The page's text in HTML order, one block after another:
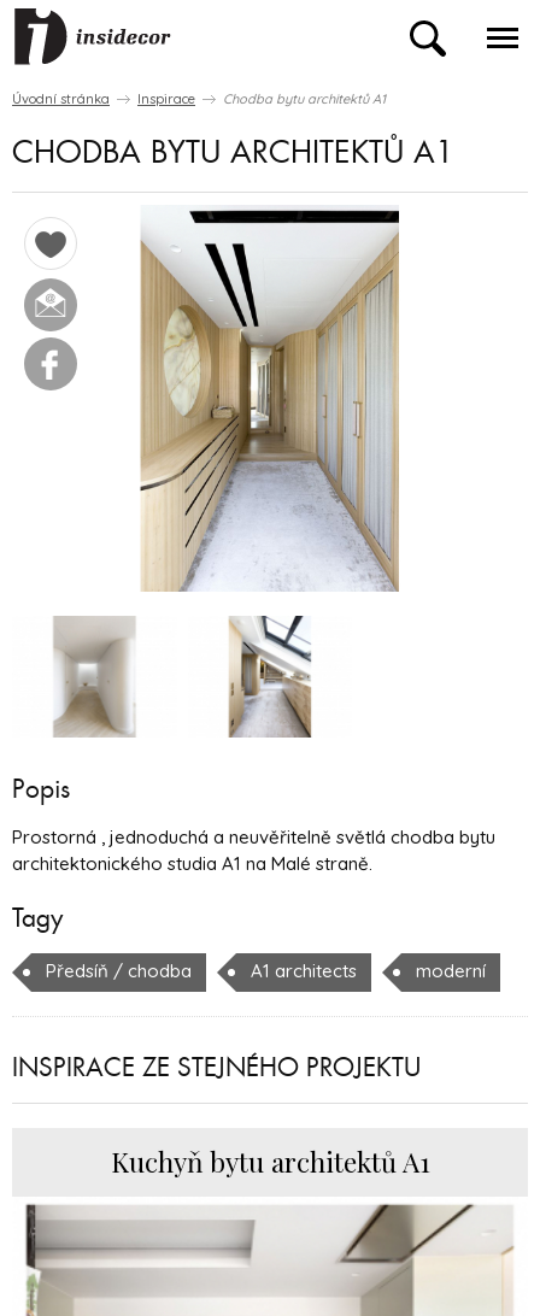
Úvodní stránka Inspirace Chodba bytu architektů A1
CHODBA BYTU ARCHITEKTŮ A1
Popis
Prostorná , jednoduchá a neuvěřitelně světlá chodba bytu
architektonického studia A1 na Malé straně.
Tagy
Předsíň / chodba A1 architects moderní
INSPIRACE ZE STEJNÉHO PROJEKTU
Kuchyň bytu architektů A1